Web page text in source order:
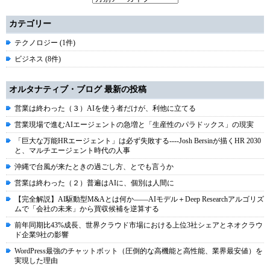
カテゴリー
テクノロジー (1件)
ビジネス (8件)
オルタナティブ・ブログ 最新の投稿
営業は終わった（３）AIを使う者だけが、利他に立てる
営業現場で進むAIエージェントの急増と「生産性のパラドックス」の現実
「巨大な万能HRエージェント」は必ず失敗する----Josh Bersinが描くHR 2030
と、マルチエージェント時代の人事
沖縄で台風が来たときの過ごし方、とでも言うか
営業は終わった（２）普遍はAIに、個別は人間に
【完全解説】AI駆動型M&Aとは何か――AIモデル＋Deep Researchアルゴリズ
ムで「会社の未来」から買収候補を逆算する
前年同期比43%成長、世界クラウド市場における上位3社シェアとネオクラウ
ド企業9社の影響
WordPress最強のチャットボット（圧倒的な高機能と高性能、業界最安値）を
実現した理由